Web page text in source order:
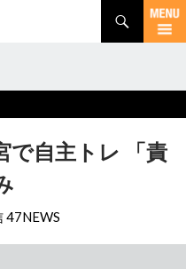
で自主トレ 「責
47NEWS